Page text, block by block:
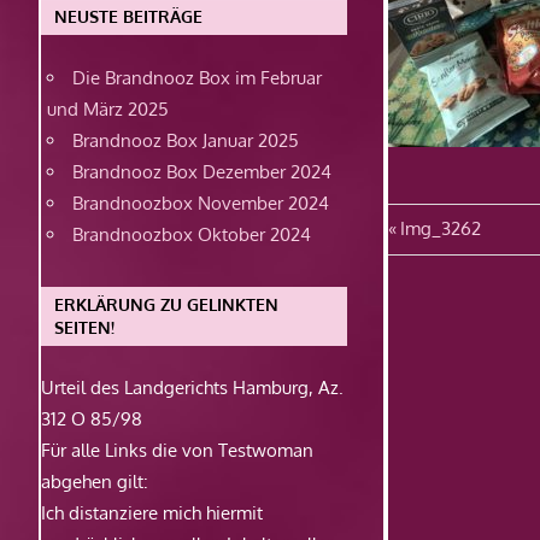
Vorheriger
Beitrag:
Img_3262
NEUSTE BEITRÄGE
Die Brandnooz Box im Februar
und März 2025
Brandnooz Box Januar 2025
Brandnooz Box Dezember 2024
Brandnoozbox November 2024
Brandnoozbox Oktober 2024
ERKLÄRUNG ZU GELINKTEN
SEITEN!
Urteil des Landgerichts Hamburg, Az.
312 O 85/98
Für alle Links die von Testwoman
abgehen gilt:
Ich distanziere mich hiermit